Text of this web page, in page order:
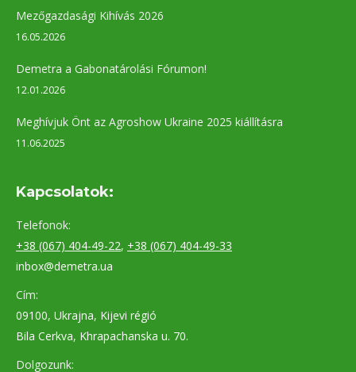
Mezőgazdasági Kihívás 2026
16.05.2026
Demetra a Gabonatárolási Fórumon!
12.01.2026
Meghívjuk Önt az Agroshow Ukraine 2025 kiállításra
11.06.2025
Kapcsolatok:
Telefonok:
+38 (067) 404-49-22, +38 (067) 404-49-33
inbox@demetra.ua
Cím:
09100, Ukrajna, Kijevi régió
Bila Cerkva, Khrapachanska u. 70.
Dolgozunk: